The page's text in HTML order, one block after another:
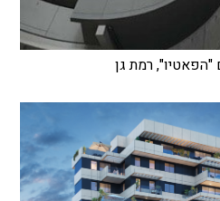
"הפאטיו", רמת גן